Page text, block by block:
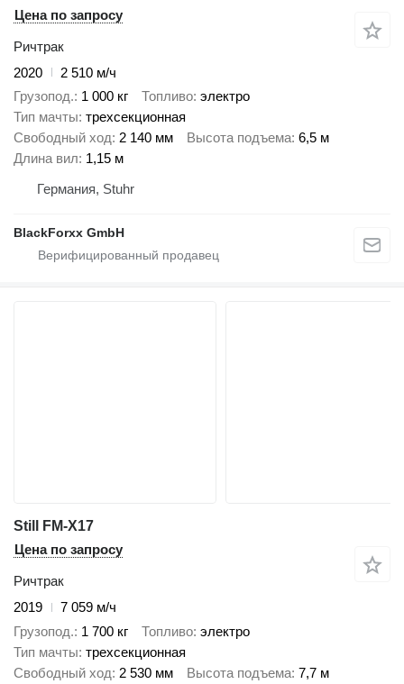
Цена по запросу
Ричтрак
2020
2 510 м/ч
Грузопод. 1 000 кг Топливо электро
Тип мачты трехсекционная
Свободный ход 2 140 мм Высота подъема 6,5 м
Длина вил 1,15 м
Германия, Stuhr
BlackForxx GmbH
Still FM-X17
Цена по запросу
Ричтрак
2019
7 059 м/ч
Грузопод. 1 700 кг Топливо электро
Тип мачты трехсекционная
Свободный ход 2 530 мм Высота подъема 7,7 м